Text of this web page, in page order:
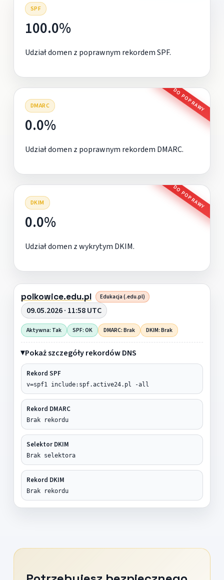
SPF
100.0%
Udział domen z poprawnym rekordem SPF.
DMARC DO POPRAWY
0.0%
Udział domen z poprawnym rekordem DMARC.
DKIM DO POPRAWY
0.0%
Udział domen z wykrytym DKIM.
polkowice.edu.pl Edukacja (.edu.pl)
09.05.2026 · 11:58 UTC
Aktywna: Tak SPF: OK DMARC: Brak DKIM: Brak
Pokaż szczegóły rekordów DNS
Rekord SPF
v=spf1 include:spf.active24.pl -all
Rekord DMARC
Brak rekordu
Selektor DKIM
Brak selektora
Rekord DKIM
Brak rekordu